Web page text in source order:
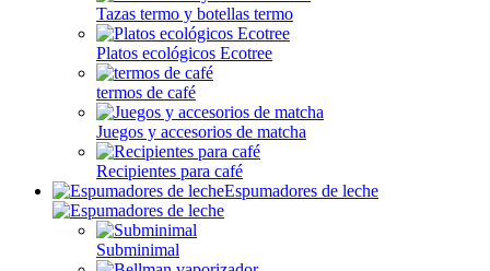
Tazas termo y botellas termo
Platos ecológicos Ecotree
termos de café
Juegos y accesorios de matcha
Recipientes para café
Espumadores de leche
Subminimal